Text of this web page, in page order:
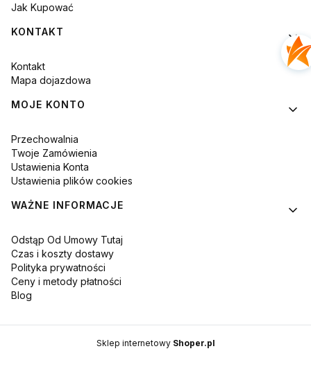
Jak Kupować
KONTAKT
Kontakt
Mapa dojazdowa
MOJE KONTO
Przechowalnia
Twoje Zamówienia
Ustawienia Konta
Ustawienia plików cookies
WAŻNE INFORMACJE
Odstąp Od Umowy Tutaj
Czas i koszty dostawy
Polityka prywatności
Ceny i metody płatności
Blog
Sklep internetowy Shoper.pl